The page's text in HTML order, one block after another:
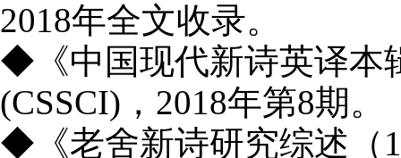
2018年全文收录。
◆《中国现代新诗英译本
(CSSCI) ， 2018年第8期。
◆《老舍新诗研究综述（